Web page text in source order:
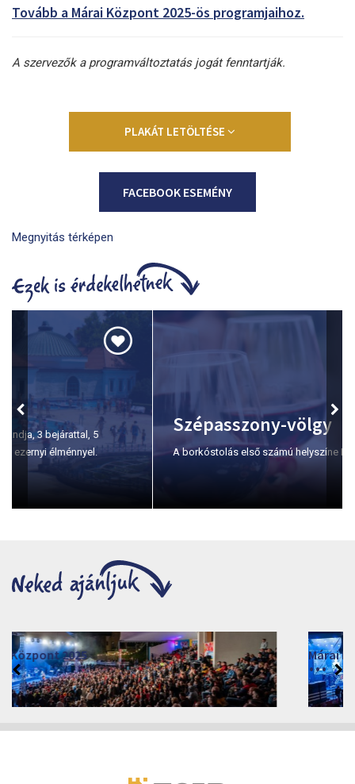
Tovább a Márai Központ 2025-ös programjaihoz.
A szervezők a programváltoztatás jogát fenntartják.
PLAKÁT LETÖLTÉSE
FACEBOOK ESEMÉNY
Megnyitás térképen
Szépasszony-völgy
A borkóstolás első számú helyszíne Egerben.
Márai Központ 2026
2026. június 19. - 2026. augusztus 28.
Márai Központ, Eger 3300, Szépasszony-völgy 35.